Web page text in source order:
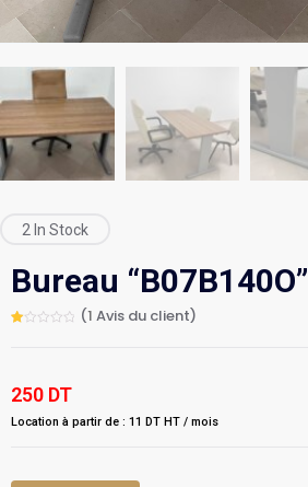
2 In Stock
Bureau “B07B140O”
based
customer
(1 Avis du client)
250 DT
Location à partir de : 11 DT HT / mois